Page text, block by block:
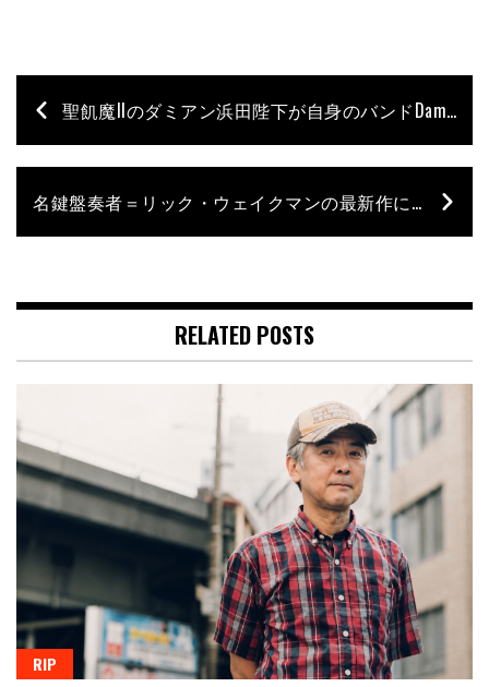
聖飢魔IIのダミアン浜田陛下が自身のバンドDamian Hamada’s Creaturesの第2期メンバー・オーディションを発表された！
名鍵盤奏者＝リック・ウェイクマンの最新作にアッシュ・ソーンが参加！ 変幻自在のサウンド&グルーヴに注目!!
RELATED POSTS
RIP